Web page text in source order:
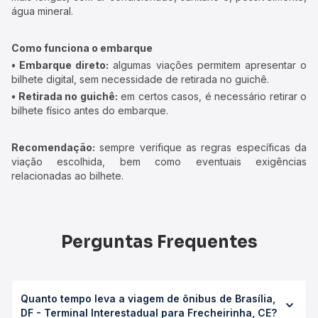
água mineral.
Como funciona o embarque
• Embarque direto: algumas viações permitem apresentar o
bilhete digital, sem necessidade de retirada no guichê.
• Retirada no guichê: em certos casos, é necessário retirar o
bilhete físico antes do embarque.
Recomendação: sempre verifique as regras específicas da
viação escolhida, bem como eventuais exigências
relacionadas ao bilhete.
Perguntas Frequentes
Quanto tempo leva a viagem de ônibus de Brasília,
DF - Terminal Interestadual para Frecheirinha, CE?